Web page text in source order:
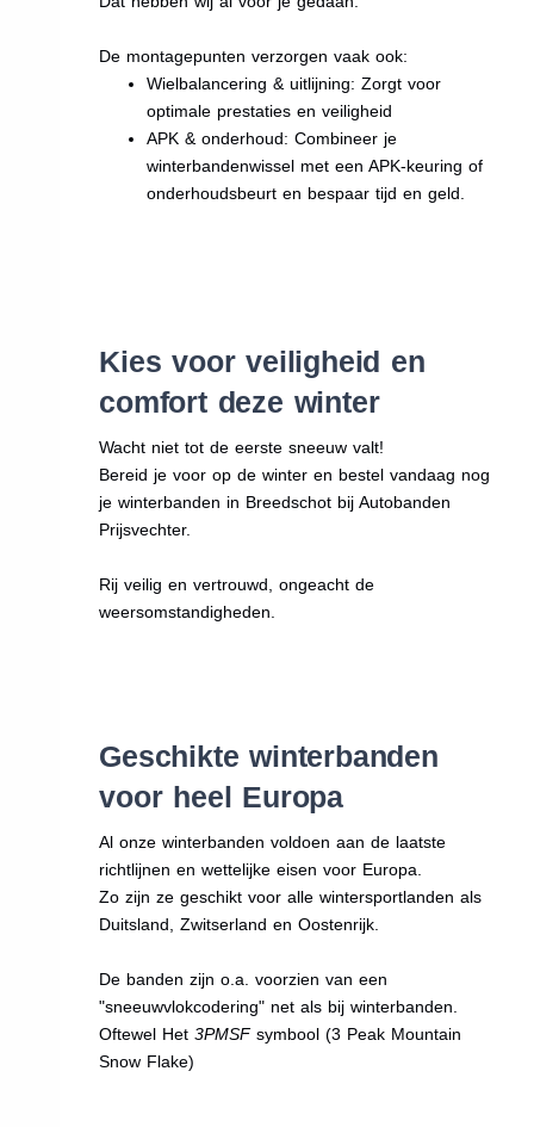
De montagepunten verzorgen vaak ook:
Wielbalancering & uitlijning: Zorgt voor
optimale prestaties en veiligheid
APK & onderhoud: Combineer je
winterbandenwissel met een APK-keuring of
onderhoudsbeurt en bespaar tijd en geld.
Kies voor veiligheid en
comfort deze winter
Wacht niet tot de eerste sneeuw valt!
Bereid je voor op de winter en bestel vandaag nog
je winterbanden in Breedschot bij Autobanden
Prijsvechter.
Rij veilig en vertrouwd, ongeacht de
weersomstandigheden.
Geschikte winterbanden
voor heel Europa
Al onze winterbanden voldoen aan de laatste
richtlijnen en wettelijke eisen voor Europa.
Zo zijn ze geschikt voor alle wintersportlanden als
Duitsland, Zwitserland en Oostenrijk.
De banden zijn o.a. voorzien van een
"sneeuwvlokcodering" net als bij winterbanden.
Oftewel Het3PMSFsymbool (3 Peak Mountain
Snow Flake)